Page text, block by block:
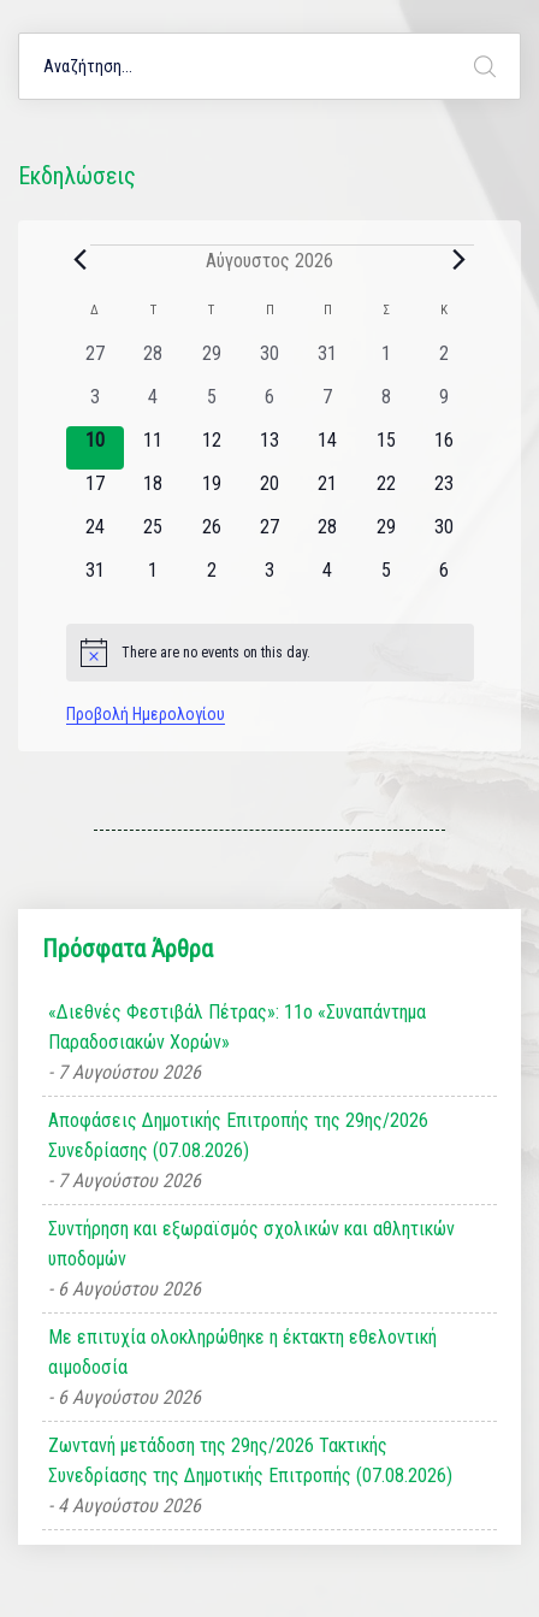
Εκδηλώσεις
Αύγουστος 2026
Ημερολόγιο
του
Εκδηλώσεις
Δ Τ Τ Π Π Σ Κ
0
27
0
28
0
29
0
30
0
31
01
0
2
0
εκδηλώσεις
3
0
4
0
5
0
6
0
7
0
8
0
9
0
εκδηλώσεις
10
0
11
0
12
0
13
0
14
0
15
0
16
0
17
0
18
0
19
0
20
0
21
0
22
0
23
0
24
0
25
0
26
0
27
0
28
0
29
0
30
0
31
0
1
0
2
0
3
0
4
0
5
0
6
Notice There are no events on this day.
Προβολή Ημερολογίου
Πρόσφατα Άρθρα
«Διεθνές Φεστιβάλ Πέτρας»: 11ο «Συναπάντημα
Παραδοσιακών Χορών»
7 Αυγούστου 2026
Αποφάσεις Δημοτικής Επιτροπής της 29ης/2026
Συνεδρίασης (07.08.2026)
7 Αυγούστου 2026
Συντήρηση και εξωραϊσμός σχολικών και αθλητικών
υποδομών
6 Αυγούστου 2026
Με επιτυχία ολοκληρώθηκε η έκτακτη εθελοντική
αιμοδοσία
6 Αυγούστου 2026
Ζωντανή μετάδοση της 29ης/2026 Τακτικής
Συνεδρίασης της Δημοτικής Επιτροπής (07.08.2026)
4 Αυγούστου 2026